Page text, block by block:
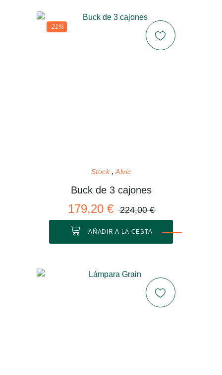
-21%
Stock Alvic
Buck de 3 cajones
179,20 € 224,00 €
AÑADIR A LA CESTA